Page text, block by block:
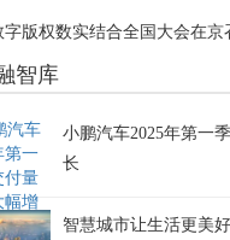
字版权数实结合全国大会在京
智库
小鹏汽车2025年第一
长
智慧城市让生活更美